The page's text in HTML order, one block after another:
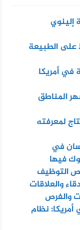
إلينوي
على الطبيعة
في أمريكا
المناطق
لمعرفته
في
فيها
التوظيف
والعلاقات
والفرص
نظام